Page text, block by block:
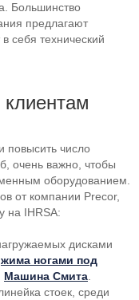
Большинство
предлагают
себя технический
клиентам
повысить число
очень важно, чтобы
оборудованием.
от компании Precor,
на IHRSA:
дисками
жима ногами под
Машина Смита.
стоек, среди